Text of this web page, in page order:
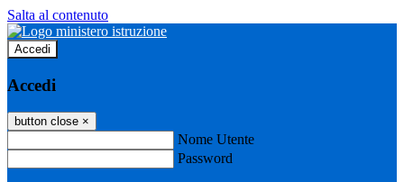
Salta al contenuto
Accedi
Accedi
button close ×
Nome Utente
Password